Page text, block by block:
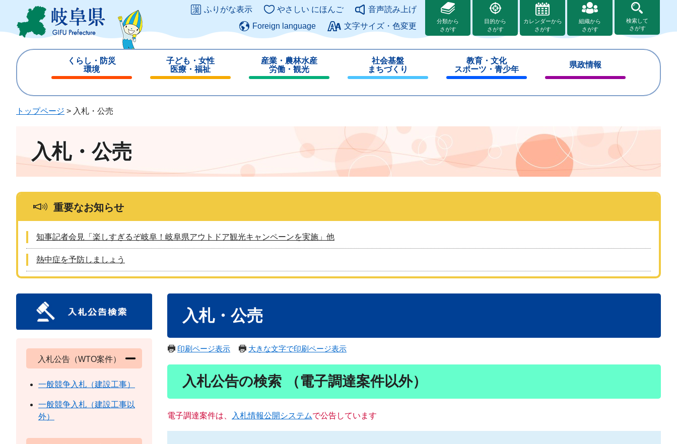
ジ
ュ
このページの本文へ
ふりがな表示 やさしい にほんご
音声読み上げ
Foreign language
文字サイズ・色変更
分類から
さがす
目的から
さがす
カレンダーから
さがす
組織から
さがす
検索して
さがす
くらし・防災
環境
じ
子ども・女性
医療・福祉
じ
産業・農林水産
労働・観光
じ
社会基盤
まちづくり
じ
教育・文化
スポーツ・青少年
じ
県政情報
じ
トップページ > 入札・公売
入札・公売
重要なお知らせ
知事記者会見「楽しすぎるぞ岐阜！岐阜県アウトドア観光キャンペーンを実施」他
熱中症を予防しましょう
入札・公売
印刷ページ表示 大きな文字で印刷ページ表示
入札公告の検索 （電子調達案件以外）
電子調達案件は、 入札情報公開システムで公告しています
入札公告（WTO案件）
一般競争入札（建設工事）
一般競争入札（建設工事以
外）